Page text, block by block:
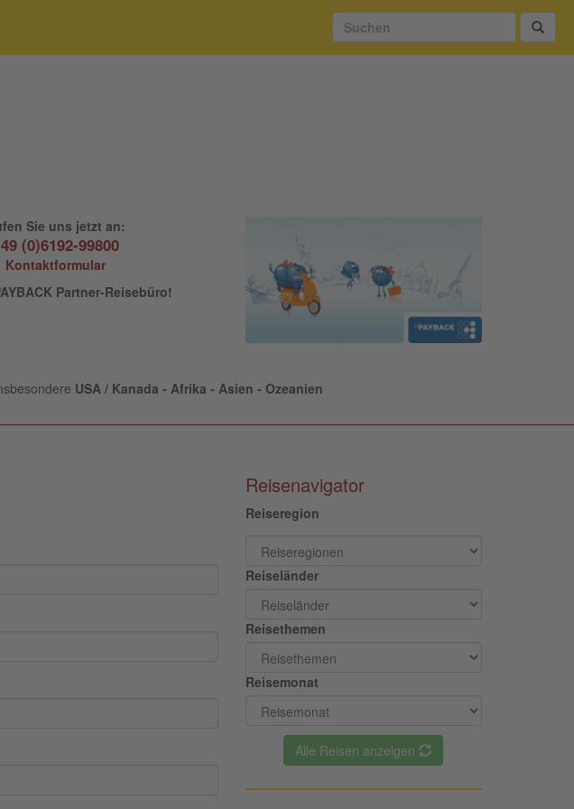
Sie uns jetzt an:
(0)6192-99800
Kontaktformular
Partner-Reisebüro!
USA / Kanada - Afrika - Asien - Ozeanien
Reisenavigator
Reiseregion
Reiseländer
Reisethemen
Reisemonat
Alle Reisen anzeigen